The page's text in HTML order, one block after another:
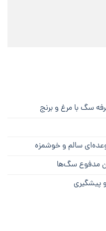
سگ با مرغ و برنج
سالم و خوشمزه
مدفوع سگ‌ها
پیشگیری